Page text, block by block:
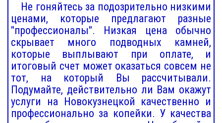
Не гоняйтесь за подозрительно низкими
ценами, которые предлагают разные
"профессионалы". Низкая цена обычно
скрывает много подводных камней,
которые выплывают при оплате, и
итоговый счет может оказаться совсем не
тот, на который Вы рассчитывали.
Подумайте, действительно ли Вам окажут
услуги на Новокузнецкой качественно и
профессионально за копейки. У качества